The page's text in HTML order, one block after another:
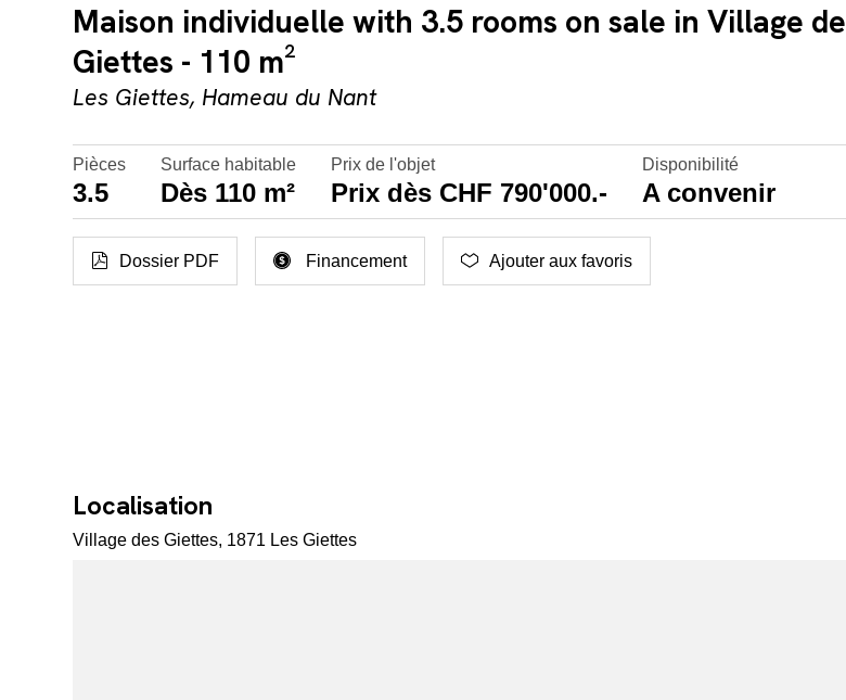
Maison individuelle with 3.5 rooms on sale in Village
Giettes - 110 m²
Les Giettes, Hameau du Nant
Pièces
3.5
Surface habitable
Dès 110 m²
Prix de l'objet
Prix dès CHF 790'000.-
Disponibilité
A convenir
Dossier PDF Financement Ajouter aux favoris
Localisation
Village des Giettes, 1871 Les Giettes